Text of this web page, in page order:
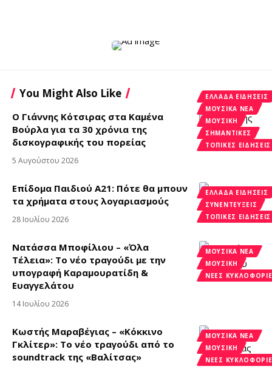
You Might Also Like
ΕΛΛΆΔΑ ΕΙΔΉΣΕΙΣ
ΜΟΥΣΙΚΆ ΝΈΑ
ΜΟΥΣΙΚΗ
ΣΗΜΑΝΤΙΚΈΣ
ΤΟΠΙΚΈΣ ΕΙΔΉΣΕΙΣ
Ο Γιάννης Κότσιρας στα Καμένα
Βούρλα για τα 30 χρόνια της
δισκογραφικής του πορείας
5 Αυγούστου 2026
ΕΛΛΆΔΑ ΕΙΔΉΣΕΙΣ
ΣΥΝΕΝΤΕΎΞΕΙΣ
ΤΟΠΙΚΈΣ ΕΙΔΉΣΕΙΣ
Επίδομα Παιδιού Α21: Πότε θα μπουν
τα χρήματα στους λογαριασμούς
28 Ιουλίου 2026
ΜΟΥΣΙΚΆ ΝΈΑ
ΜΟΥΣΙΚΗ
ΝΈΕΣ
Νατάσσα Μποφίλιου – «Όλα
Τέλεια»: Το νέο τραγούδι με την
υπογραφή Καραμουρατίδη &
Ευαγγελάτου
14 Ιουλίου 2026
ΜΟΥΣΙΚΆ ΝΈΑ
ΜΟΥΣΙΚΗ
ΝΈΕΣ
Κωστής Μαραβέγιας – «Κόκκινο
Γκλίτερ»: Το νέο τραγούδι από το
soundtrack της «Βαλίτσας»